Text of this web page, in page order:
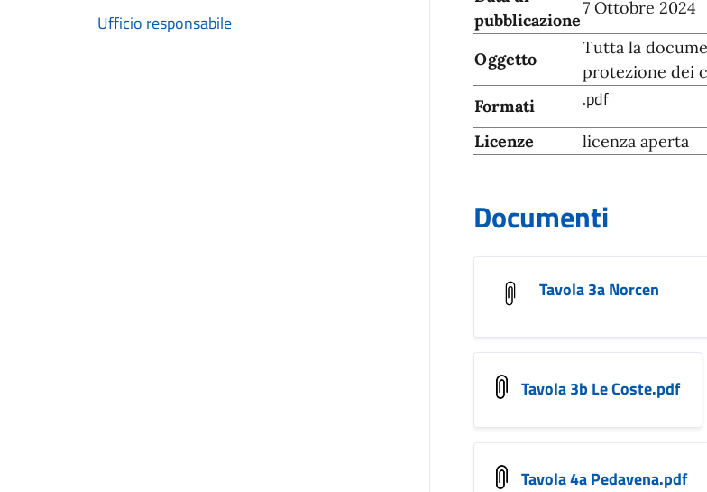
Ufficio responsabile
pubblicazione
7 Ottobre 2024
Oggetto
Tutta la
protezione dei
Formati
.pdf
Licenze licenza aperta
Documenti
Tavola 3a Norcen
Tavola 3b Le Coste.pdf
Tavola 4a Pedavena.pdf